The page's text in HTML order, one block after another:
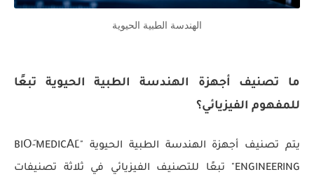
الهندسة الطبية الحيوية
ما تصنيف أجهزة الهندسة الطبية الحيوية تبعًا
للمفهوم الفيزيائي؟
يتم تصنيف أجهزة الهندسة الطبية الحيوية "BIOَ-MEDICAَL
ENGINEERING" تبعًا للتصنيف الفيزيائي في ثلاثة تصنيفات